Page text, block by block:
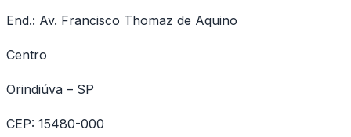
End.: Av. Francisco Thomaz de Aquino
Centro
Orindiúva – SP
CEP: 15480-000